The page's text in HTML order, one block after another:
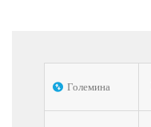
Големина